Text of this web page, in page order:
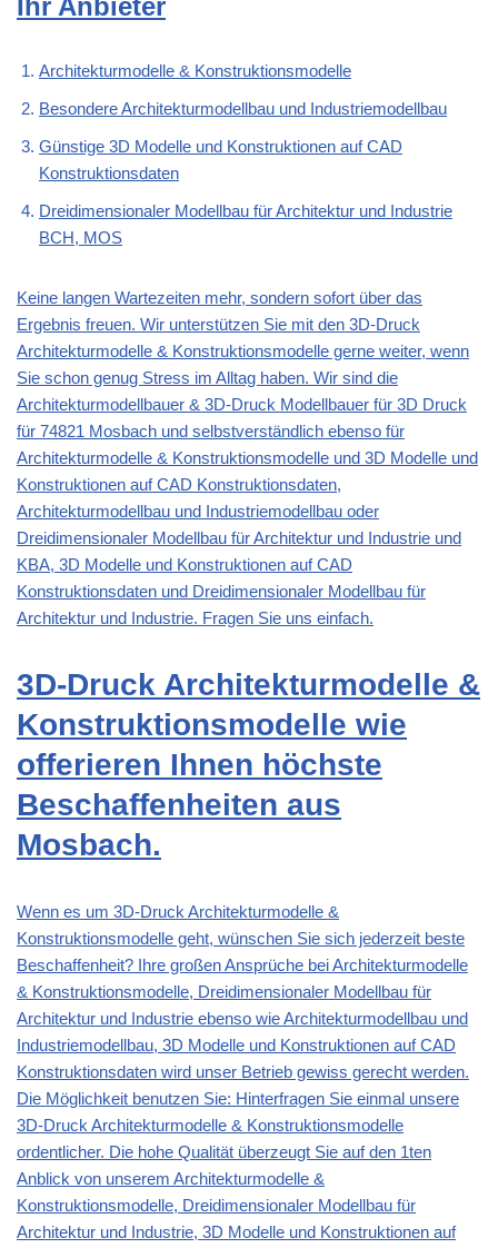
Ihr Anbieter
Architekturmodelle & Konstruktionsmodelle
Besondere Architekturmodellbau und Industriemodellbau
Günstige 3D Modelle und Konstruktionen auf CAD
Konstruktionsdaten
Dreidimensionaler Modellbau für Architektur und Industrie
BCH, MOS
Keine langen Wartezeiten mehr, sondern sofort über das
Ergebnis freuen. Wir unterstützen Sie mit den 3D-Druck
Architekturmodelle & Konstruktionsmodelle gerne weiter, wenn
Sie schon genug Stress im Alltag haben. Wir sind die
Architekturmodellbauer & 3D-Druck Modellbauer für 3D Druck
für 74821 Mosbach und selbstverständlich ebenso für
Architekturmodelle & Konstruktionsmodelle und 3D Modelle und
Konstruktionen auf CAD Konstruktionsdaten,
Architekturmodellbau und Industriemodellbau oder
Dreidimensionaler Modellbau für Architektur und Industrie und
KBA, 3D Modelle und Konstruktionen auf CAD
Konstruktionsdaten und Dreidimensionaler Modellbau für
Architektur und Industrie. Fragen Sie uns einfach.
3D-Druck Architekturmodelle &
Konstruktionsmodelle wie
offerieren Ihnen höchste
Beschaffenheiten aus
Mosbach.
Wenn es um 3D-Druck Architekturmodelle &
Konstruktionsmodelle geht, wünschen Sie sich jederzeit beste
Beschaffenheit? Ihre großen Ansprüche bei Architekturmodelle
& Konstruktionsmodelle, Dreidimensionaler Modellbau für
Architektur und Industrie ebenso wie Architekturmodellbau und
Industriemodellbau, 3D Modelle und Konstruktionen auf CAD
Konstruktionsdaten wird unser Betrieb gewiss gerecht werden.
Die Möglichkeit benutzen Sie: Hinterfragen Sie einmal unsere
3D-Druck Architekturmodelle & Konstruktionsmodelle
ordentlicher. Die hohe Qualität überzeugt Sie auf den 1ten
Anblick von unserem Architekturmodelle &
Konstruktionsmodelle, Dreidimensionaler Modellbau für
Architektur und Industrie, 3D Modelle und Konstruktionen auf